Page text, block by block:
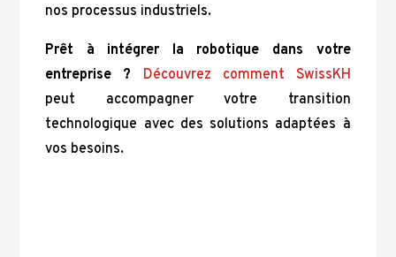
nos processus industriels.
Prêt à intégrer la robotique dans votre
entreprise ?
Découvrez comment SwissKH
peut accompagner votre transition
technologique avec des solutions adaptées à
vos besoins.